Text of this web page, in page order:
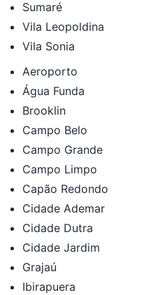
Sumaré
Vila Leopoldina
Vila Sonia
Aeroporto
Água Funda
Brooklin
Campo Belo
Campo Grande
Campo Limpo
Capão Redondo
Cidade Ademar
Cidade Dutra
Cidade Jardim
Grajaú
Ibirapuera